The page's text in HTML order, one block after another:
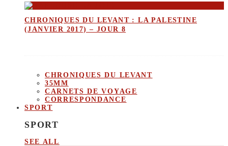
CHRONIQUES DU LEVANT : LA PALESTINE
(JANVIER 2017) – JOUR 8
CHRONIQUES DU LEVANT
35MM
CARNETS DE VOYAGE
CORRESPONDANCE
SPORT
SPORT
SEE ALL